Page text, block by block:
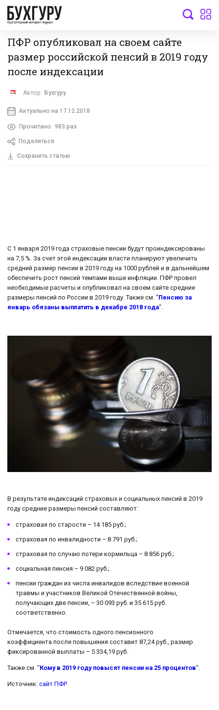
бухгалтерский интернет-журнал
ПФР опубликовал на своем сайте
размер российской пенсий в 2019 году
после индексации
Автор: Бухгуру
Актуально на 17.12.2018
Прочитано: 983 раз
Поделиться
Сохранить статью
С 1 января 2019 года страховые пенсии будут проиндексированы
на 7,5 %. За счет этой индексации власти планируют увеличить
средний размер пенсии в 2019 году на 1000 рублей и в дальнейшем
обеспечить рост пенсий темпами выше инфляции. ПФР провел
необходимые расчеты и опубликовал на своем сайте средние
размеры пенсий по России в 2019 году. Также см. “Пенсию за
январь обязаны выплатить в декабре 2018 года“.
В результате индексаций страховых и социальных пенсий в 2019
году средние размеры пенсий составляют:
страховая по старости – 14 185 руб.;
страховая по инвалидности – 8 791 руб.;
страховая по случаю потери кормильца – 8 856 руб.;
социальная пенсия – 9 082 руб.;
пенсии граждан из числа инвалидов вследствие военной
травмы и участников Великой Отечественной войны,
получающих две пенсии, – 30 093 руб. и 35 615 руб.
соответственно.
Отмечается, что стоимость одного пенсионного
коэффициента после повышения составит 87,24 руб., размер
фиксированной выплаты – 5 334,19 руб.
Также см. “Кому в 2019 году повысят пенсии на 25 процентов“.
Источник: сайт ПФР